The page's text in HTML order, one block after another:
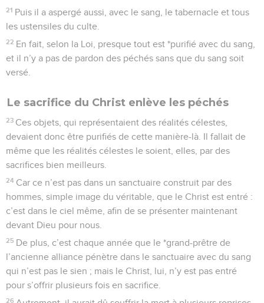
21 Puis il a aspergé aussi, avec le sang, le tabernacle et tous
les ustensiles du culte.
22 En fait, selon la Loi, presque tout est *purifié avec du sang,
et il n’y a pas de pardon des péchés sans que du sang soit
versé.
Le sacrifice du Christ enlève les péchés
23 Ces objets, qui représentaient des réalités célestes,
devaient donc être purifiés de cette manière-là. Il fallait de
même que les réalités célestes le soient, elles, par des
sacrifices bien meilleurs.
24 Car ce n’est pas dans un sanctuaire construit par des
hommes, simple image du véritable, que le Christ est entré :
c’est dans le ciel même, afin de se présenter maintenant
devant Dieu pour nous.
25 De plus, c’est chaque année que le *grand-prêtre de
l’ancienne alliance pénètre dans le sanctuaire avec du sang
qui n’est pas le sien ; mais le Christ, lui, n’y est pas entré
pour s’offrir plusieurs fois en sacrifice.
26